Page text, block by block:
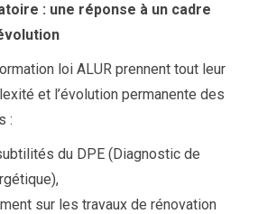
: une réponse à un cadre
loi ALUR prennent tout leur
et l’évolution permanente des
:
du DPE (Diagnostic de
sur les travaux de rénovation